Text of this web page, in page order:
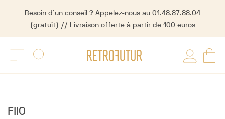
Besoin d'un conseil ? Appelez-nous au 01.48.87.88.04
(gratuit) // Livraison offerte à partir de 100 euros
FIIO